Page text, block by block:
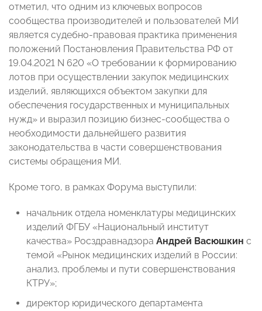
отметил, что одним из ключевых вопросов
сообщества производителей и пользователей МИ
является судебно-правовая практика применения
положений Постановления Правительства РФ от
19.04.2021 N 620 «О требовании к формированию
лотов при осуществлении закупок медицинских
изделий, являющихся объектом закупки для
обеспечения государственных и муниципальных
нужд» и выразил позицию бизнес-сообщества о
необходимости дальнейшего развития
законодательства в части совершенствования
системы обращения МИ.
Кроме того, в рамках Форума выступили:
начальник отдела номенклатуры медицинских
изделий ФГБУ «Национальный институт
качества» Росздравнадзора Андрей Васюшкин с
темой «Рынок медицинских изделий в России:
анализ, проблемы и пути совершенствования
КТРУ»;
директор юридического департамента